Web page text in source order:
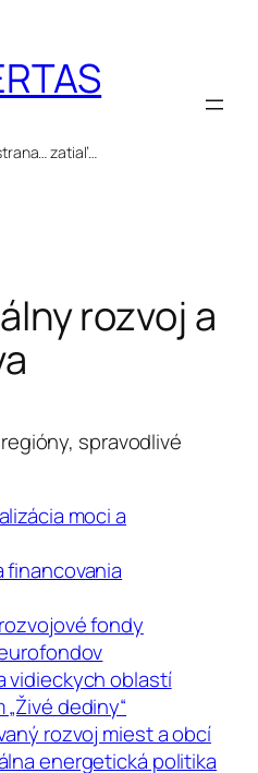
zatiaľ…
rozvoj a
spravodlivé
moci a
financovania
fondy
vidieckych oblastí
dediny“
rozvoj miest a obcí
energetická politika